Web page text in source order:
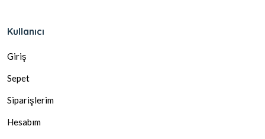
Kullanıcı
Giriş
Sepet
Siparişlerim
Hesabım